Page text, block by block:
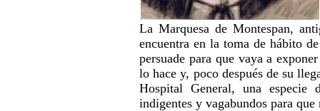
La Marquesa de Montespan,
encuentra en la toma de hábito
persuade para que vaya a
lo hace y, poco después de su
Hospital General, una
indigentes y vagabundos para